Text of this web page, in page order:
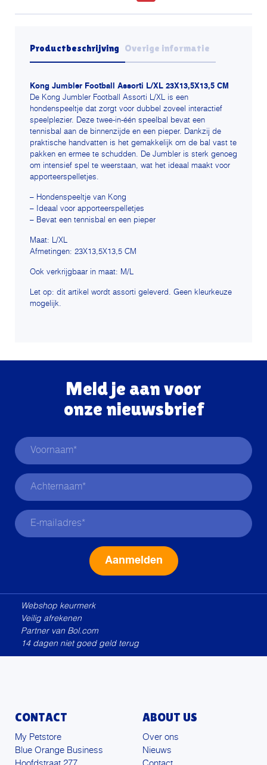
Productbeschrijving Overige informatie
Kong Jumbler Football Assorti L/XL 23X13,5X13,5 CM
De Kong Jumbler Football Assorti L/XL is een
hondenspeeltje dat zorgt voor dubbel zoveel interactief
speelplezier. Deze twee-in-één speelbal bevat een
tennisbal aan de binnenzijde en een pieper. Dankzij de
praktische handvatten is het gemakkelijk om de bal vast te
pakken en ermee te schudden. De Jumbler is sterk genoeg
om intensief spel te weerstaan, wat het ideaal maakt voor
apporteerspelletjes.
– Hondenspeeltje van Kong
– Ideaal voor apporteerspelletjes
– Bevat een tennisbal en een pieper
Maat: L/XL
Afmetingen: 23X13,5X13,5 CM
Ook verkrijgbaar in maat: M/L
Let op: dit artikel wordt assorti geleverd. Geen kleurkeuze
mogelijk.
Meld je aan voor
onze nieuwsbrief
Webshop keurmerk
Veilig afrekenen
Partner van Bol.com
14 dagen niet goed geld terug
CONTACT
My Petstore
Blue Orange Business
ABOUT US
Over ons
Nieuws